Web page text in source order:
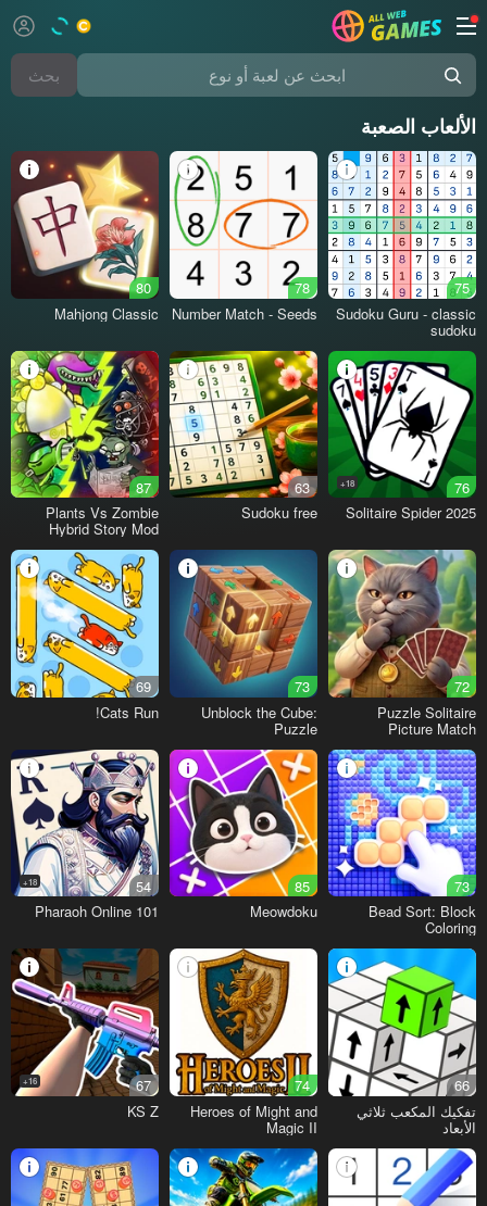
ابحث عن لعبة أو نوع بحث
الألعاب الصعبة
75
Sudoku Guru - classic
sudoku
78
Number Match - Seeds
80
Mahjong Classic
76
18+
Solitaire Spider 2025
63
Sudoku free
87
Plants Vs Zombie
Hybrid Story Mod
72
Puzzle Solitaire
Picture Match
73
Unblock the Cube:
Puzzle
69
Cats Run!
73
Bead Sort: Block
Coloring
85
Meowdoku
54
18+
101 Pharaoh Online
66
تفكيك المكعب ثلاثي
الأبعاد
74
Heroes of Might and
Magic II
67
16+
KS Z